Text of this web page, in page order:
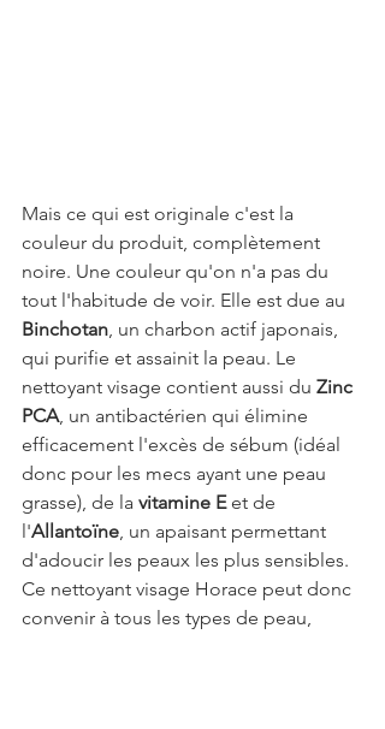
Mais ce qui est originale c'est la
couleur du produit, complètement
noire. Une couleur qu'on n'a pas du
tout l'habitude de voir. Elle est due au
Binchotan, un charbon actif japonais,
qui purifie et assainit la peau. Le
nettoyant visage contient aussi du Zinc
PCA, un antibactérien qui élimine
efficacement l'excès de sébum (idéal
donc pour les mecs ayant une peau
grasse), de la vitamine E et de
l'Allantoïne, un apaisant permettant
d'adoucir les peaux les plus sensibles.
Ce nettoyant visage Horace peut donc
convenir à tous les types de peau,